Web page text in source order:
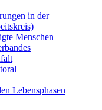
in der
Menschen
Lebensphasen